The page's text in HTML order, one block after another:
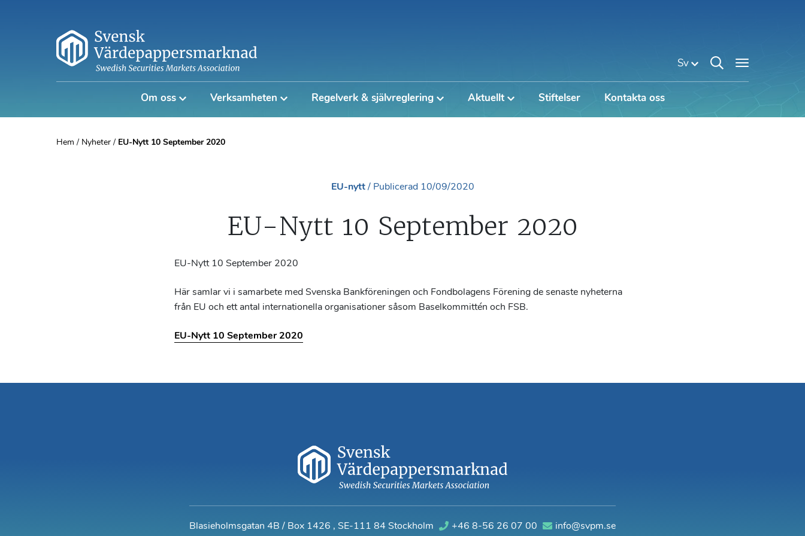
Sv
Om oss Verksamheten Regelverk & självreglering Aktuellt Stiftelser Kontakta oss
Hem / Nyheter / EU-Nytt 10 September 2020
EU-nytt / Publicerad 10/09/2020
EU-Nytt 10 September 2020
EU-Nytt 10 September 2020
Här samlar vi i samarbete med Svenska Bankföreningen och Fondbolagens Förening de senaste nyheterna
från EU och ett antal internationella organisationer såsom Baselkommittén och FSB.
EU-Nytt 10 September 2020
Blasieholmsgatan 4B / Box 1426 , SE-111 84 Stockholm +46 8-56 26 07 00 info@svpm.se